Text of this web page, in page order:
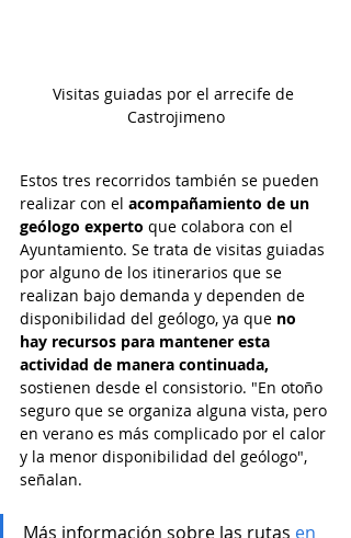
Visitas guiadas por el arrecife de
Castrojimeno
Estos tres recorridos también se pueden
realizar con el acompañamiento de un
geólogo experto que colabora con el
Ayuntamiento. Se trata de visitas guiadas
por alguno de los itinerarios que se
realizan bajo demanda y dependen de
disponibilidad del geólogo, ya que no
hay recursos para mantener esta
actividad de manera continuada,
sostienen desde el consistorio. "En otoño
seguro que se organiza alguna vista, pero
en verano es más complicado por el calor
y la menor disponibilidad del geólogo",
señalan.
Más información sobre las rutas en